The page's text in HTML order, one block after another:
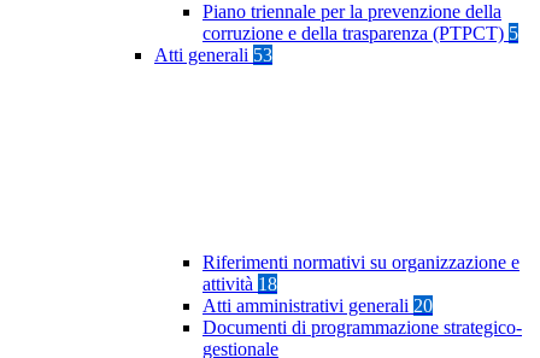
Piano triennale per la prevenzione della
corruzione e della trasparenza (PTPCT) 5
Atti generali 53
Riferimenti normativi su organizzazione e
attività 18
Atti amministrativi generali 20
Documenti di programmazione strategico-
gestionale